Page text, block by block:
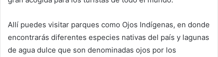
Allí puedes visitar parques como Ojos Indígenas, en donde
encontrarás diferentes especies nativas del país y lagunas
de agua dulce que son denominadas ojos por los